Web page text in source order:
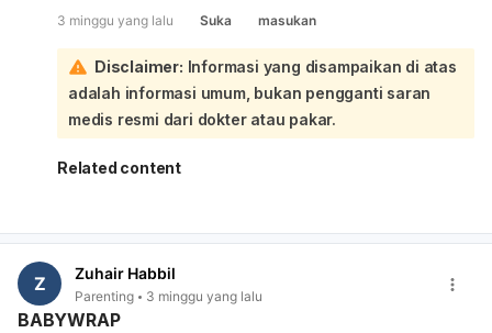
cerna. Warna poop hijau sendiri umumnya masih bisa
normal, tetapi bila disertai diare dan muntah harus
dipantau ketat:
Demam pasca imunisasi biasanya sementara dan
membaik dalam 1–2 hari. Untuk membantu di rumah: beri
ASI/susu lebih sering, pastikan cairan cukup, pakaikan
pakaian nyaman, jaga ruangan sejuk, dan boleh beri
bayi diperiksa ke dokter anak. Segera bawa ke
tidak mau minum, muntah terus, diare makin sering,
demam tinggi menetap, atau kondisi memburuk.
3 minggu yang lalu Suka masukan
Disclaimer: Informasi yang disampaikan di atas
adalah informasi umum, bukan pengganti saran
medis resmi dari dokter atau pakar.
Related content
Z Zuhair Habbil
Parenting 3 minggu yang lalu
BABYWRAP